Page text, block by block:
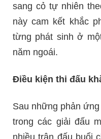
sang cỏ tự nhiên
này cam kết khắc
từng phát sinh ở
năm ngoái.
Điều kiện thi đấu
Sau những phản
trong các giải đấu